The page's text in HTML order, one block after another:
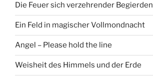
Die Feuer sich verzehrender Begierden
Ein Feld in magischer Vollmondnacht
Angel – Please hold the line
Weisheit des Himmels und der Erde